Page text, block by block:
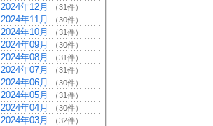
2024年12月 （31件）
2024年11月 （30件）
2024年10月 （31件）
2024年09月 （30件）
2024年08月 （31件）
2024年07月 （31件）
2024年06月 （30件）
2024年05月 （31件）
2024年04月 （30件）
2024年03月 （32件）